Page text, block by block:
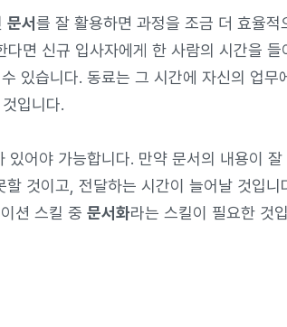
문서를 잘 활용하면 과정을 조금 더 효율적
다면 신규 입사자에게 한 사람의 시간을 들
있습니다. 동료는 그 시간에 자신의 업무
입니다.
있어야 가능합니다. 만약 문서의 내용이
것이고, 전달하는 시간이 늘어날 것입니
션 스킬 중 문서화라는 스킬이 필요한 것